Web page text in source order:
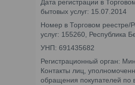
Дата регистрации в
бытовых услуг: 15.07.2014
Номер в Торговом реестре/
услуг: 155260, Республика
УНП: 691435682
Регистрационный орган:
Контакты лиц,
обращения покупателей по